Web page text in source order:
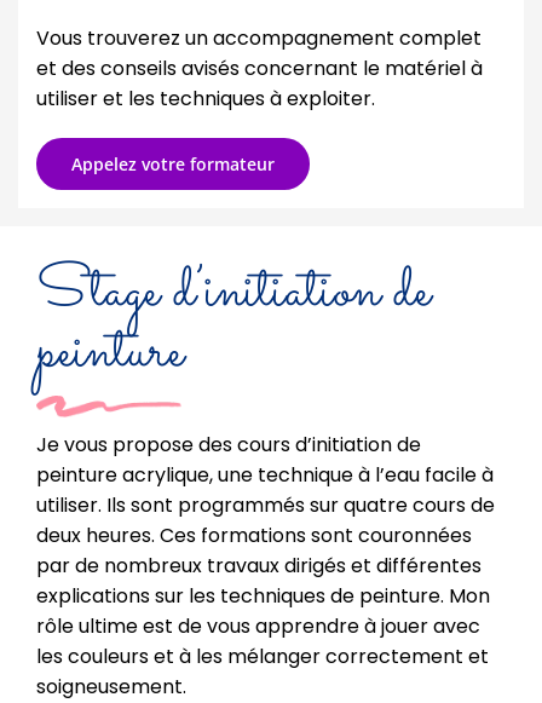
Vous trouverez un accompagnement complet
et des conseils avisés concernant le matériel à
utiliser et les techniques à exploiter.
Appelez votre formateur
Stage d’initiation de
peinture
Je vous propose des cours d’initiation de
peinture acrylique, une technique à l’eau facile à
utiliser. Ils sont programmés sur quatre cours de
deux heures. Ces formations sont couronnées
par de nombreux travaux dirigés et différentes
explications sur les techniques de peinture. Mon
rôle ultime est de vous apprendre à jouer avec
les couleurs et à les mélanger correctement et
soigneusement.